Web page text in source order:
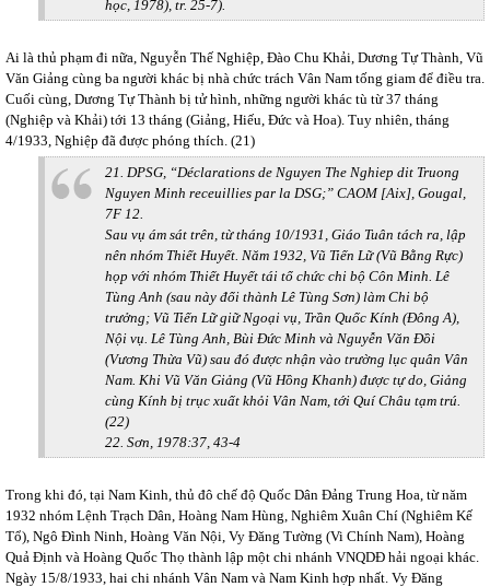
học, 1978), tr. 25-7).
Ai là thủ phạm đi nữa, Nguyễn Thế Nghiệp, Đào Chu Khải, Dương Tự Thành, Vũ
Văn Giảng cùng ba người khác bị nhà chức trách Vân Nam tống giam để điều tra.
Cuối cùng, Dương Tự Thành bị tử hình, những người khác tù từ 37 tháng
(Nghiệp và Khải) tới 13 tháng (Giảng, Hiếu, Đức và Hoa). Tuy nhiên, tháng
4/1933, Nghiệp đã được phóng thích. (21)
21. DPSG, “Déclarations de Nguyen The Nghiep dit Truong
Nguyen Minh receuillies par la DSG;” CAOM [Aix], Gougal,
7F 12.
Sau vụ ám sát trên, từ tháng 10/1931, Giáo Tuân tách ra, lập
nên nhóm Thiết Huyết. Năm 1932, Vũ Tiến Lữ (Vũ Bằng Rực)
họp với nhóm Thiết Huyết tái tổ chức chi bộ Côn Minh. Lê
Tùng Anh (sau này đổi thành Lê Tùng Sơn) làm Chi bộ
trưởng; Vũ Tiến Lữ giữ Ngoại vụ, Trần Quốc Kính (Đông A),
Nội vụ. Lê Tùng Anh, Bùi Đức Minh và Nguyễn Văn Đồi
(Vương Thừa Vũ) sau đó được nhận vào trường lục quân Vân
Nam. Khi Vũ Văn Giảng (Vũ Hồng Khanh) được tự do, Giảng
cùng Kính bị trục xuất khỏi Vân Nam, tới Quí Châu tạm trú.
(22)
22. Sơn, 1978:37, 43-4
Trong khi đó, tại Nam Kinh, thủ đô chế độ Quốc Dân Đảng Trung Hoa, từ năm
1932 nhóm Lệnh Trạch Dân, Hoàng Nam Hùng, Nghiêm Xuân Chí (Nghiêm Kế
Tổ), Ngô Đình Ninh, Hoàng Văn Nội, Vy Đăng Tường (Vi Chính Nam), Hoàng
Quả Định và Hoàng Quốc Thọ thành lập một chi nhánh VNQDĐ hải ngoại khác.
Ngày 15/8/1933, hai chi nhánh Vân Nam và Nam Kinh hợp nhất. Vy Đăng